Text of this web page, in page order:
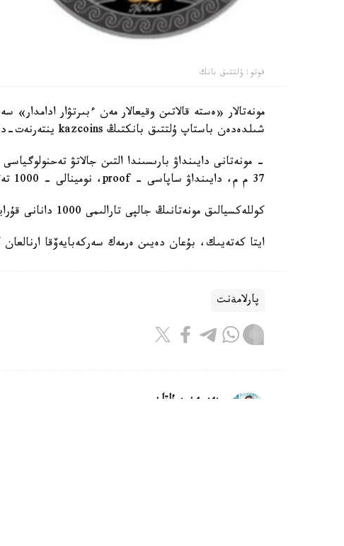
فوتو: ۇلتتىق بانك
شىلدەدەن باستاپ ۇلتتىق بانكتىڭ kazcoins ينتەرنەت-دۇكەنى ارقىلى ساتىپ الۋعا بولادى.
37 م م، دايىنداۋ ساپاسى – proof، نومينالى - 1000 تەڭگە، - دەلىنگەن ۇلتتىق بانك حابارلاماسىندا.
كوللەكسيالىق مونەتانىڭ جالپى تارالىمى 1000 دانانى قۇرايدى.
ايتا كەتەيىك، بۇعان دەيىن ەرمەك سەركەبايەۆقا ارنالعان
پارلامةنت
بەيسەن سۇلتان